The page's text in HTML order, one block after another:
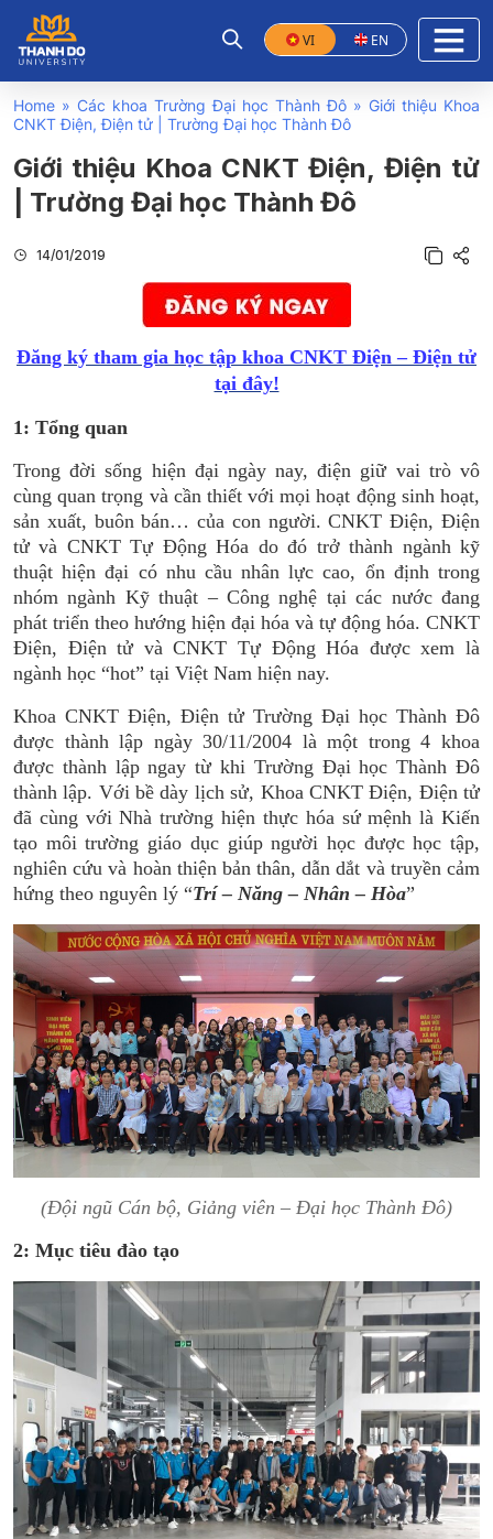
VI EN
Home » Các khoa Trường Đại học Thành Đô » Giới thiệu Khoa
CNKT Điện, Điện tử | Trường Đại học Thành Đô
Giới thiệu Khoa CNKT Điện, Điện tử
| Trường Đại học Thành Đô
14/01/2019
Đăng ký tham gia học tập khoa CNKT Điện – Điện tử
tại đây!
1: Tổng quan
Trong đời sống hiện đại ngày nay, điện giữ vai trò vô
cùng quan trọng và cần thiết với mọi hoạt động sinh hoạt,
sản xuất, buôn bán… của con người. CNKT Điện, Điện
tử và CNKT Tự Động Hóa do đó trở thành ngành kỹ
thuật hiện đại có nhu cầu nhân lực cao, ổn định trong
nhóm ngành Kỹ thuật – Công nghệ tại các nước đang
phát triển theo hướng hiện đại hóa và tự động hóa. CNKT
Điện, Điện tử và CNKT Tự Động Hóa được xem là
ngành học “hot” tại Việt Nam hiện nay.
Khoa CNKT Điện, Điện tử Trường Đại học Thành Đô
được thành lập ngày 30/11/2004 là một trong 4 khoa
được thành lập ngay từ khi Trường Đại học Thành Đô
thành lập. Với bề dày lịch sử, Khoa CNKT Điện, Điện tử
đã cùng với Nhà trường hiện thực hóa sứ mệnh là Kiến
tạo môi trường giáo dục giúp người học được học tập,
nghiên cứu và hoàn thiện bản thân, dẫn dắt và truyền cảm
hứng theo nguyên lý “Trí – Năng – Nhân – Hòa”
(Đội ngũ Cán bộ, Giảng viên – Đại học Thành Đô)
2: Mục tiêu đào tạo